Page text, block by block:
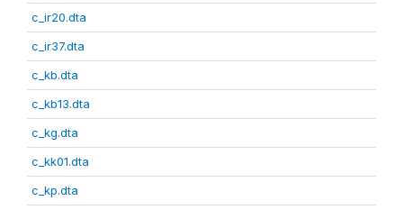
c_ir20.dta
c_ir37.dta
c_kb.dta
c_kb13.dta
c_kg.dta
c_kk01.dta
c_kp.dta